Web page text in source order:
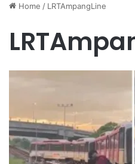
Home / LRTAmpangLine